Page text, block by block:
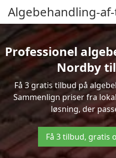
Algebehandling-
Professionel
Nordby
Få 3 gratis tilbud på
Sammenlign priser fra
løsning, der
Få 3 tilbud, gratis